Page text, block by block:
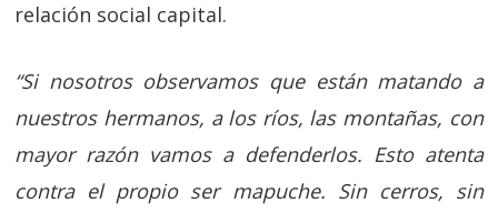
relación social capital.
“Si nosotros observamos que están matando a
nuestros hermanos, a los ríos, las montañas, con
mayor razón vamos a defenderlos. Esto atenta
contra el propio ser mapuche. Sin cerros, sin